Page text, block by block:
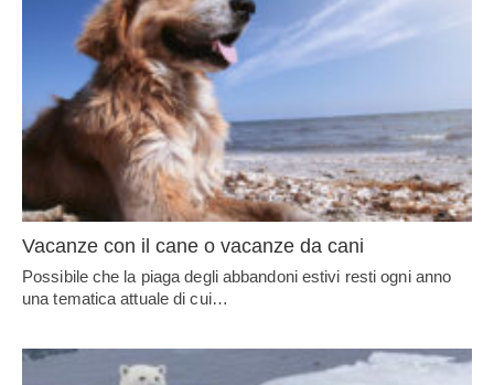
Vacanze con il cane o vacanze da cani
Possibile che la piaga degli abbandoni estivi resti ogni anno
una tematica attuale di cui…